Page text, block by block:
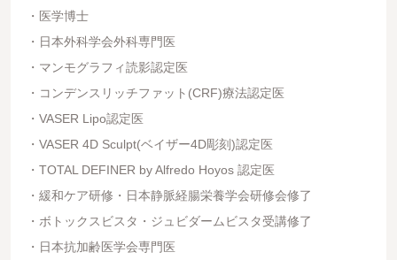
医学博士
日本外科学会外科専門医
マンモグラフィ読影認定医
コンデンスリッチファット(CRF)療法認定医
VASER Lipo認定医
VASER 4D Sculpt(ベイザー4D彫刻)認定医
TOTAL DEFINER by Alfredo Hoyos 認定医
緩和ケア研修・日本静脈経腸栄養学会研修会修了
ボトックスビスタ・ジュビダームビスタ受講修了
日本抗加齢医学会専門医